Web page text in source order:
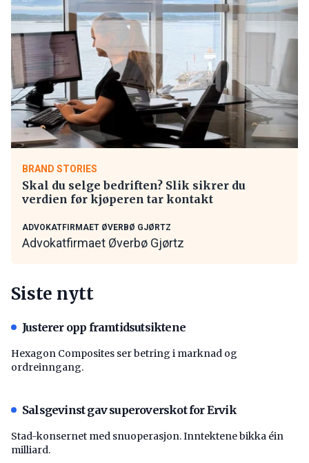
BRAND STORIES
Skal du selge bedriften? Slik sikrer du
verdien før kjøperen tar kontakt
ADVOKATFIRMAET ØVERBØ GJØRTZ
Advokatfirmaet Øverbø Gjørtz
Siste nytt
Justerer opp framtidsutsiktene
Hexagon Composites ser betring i marknad og
ordreinngang.
Salsgevinst gav superoverskot for Ervik
Stad-konsernet med snuoperasjon. Inntektene bikka éin
milliard.